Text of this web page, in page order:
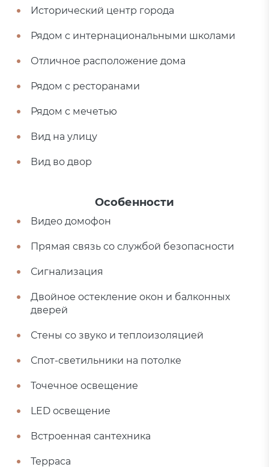
Исторический центр города
Рядом с интернациональными школами
Отличное расположение дома
Рядом с ресторанами
Рядом с мечетью
Вид на улицу
Вид во двор
Особенности
Видео домофон
Прямая связь со службой безопасности
Сигнализация
Двойное остекление окон и балконных
дверей
Стены со звуко и теплоизоляцией
Спот-светильники на потолке
Точечное освещение
LED освещение
Встроенная сантехника
Терраса